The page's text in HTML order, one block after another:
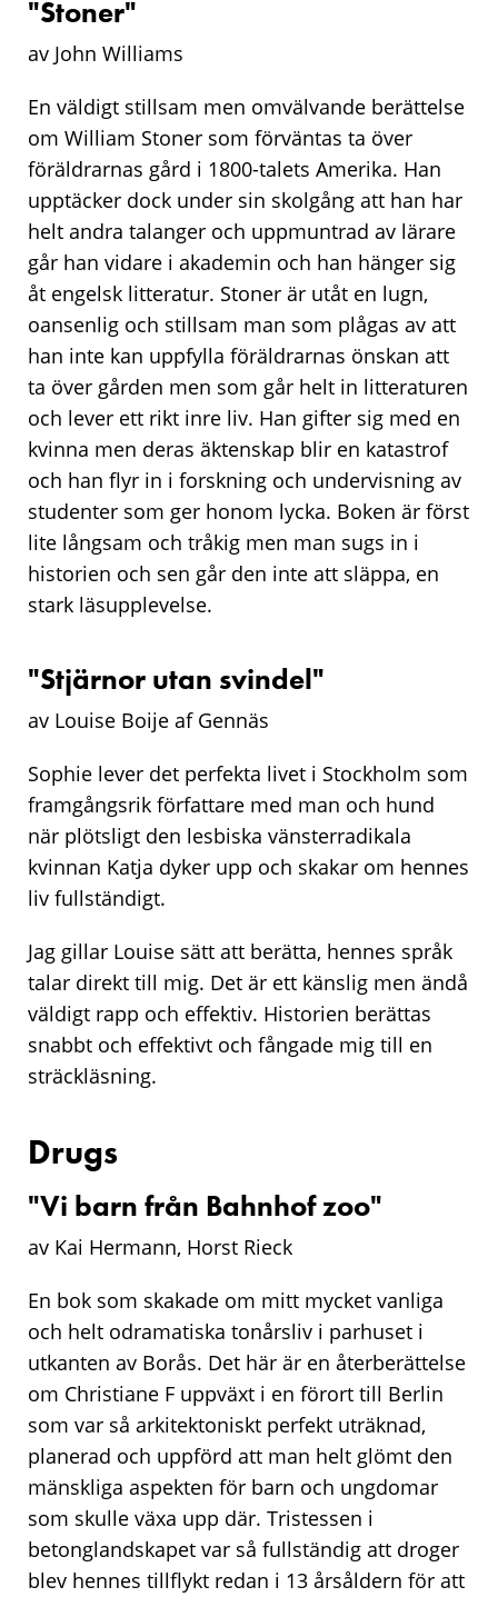
"Stoner"
av John Williams
En väldigt stillsam men omvälvande berättelse
om William Stoner som förväntas ta över
föräldrarnas gård i 1800-talets Amerika. Han
upptäcker dock under sin skolgång att han har
helt andra talanger och uppmuntrad av lärare
går han vidare i akademin och han hänger sig
åt engelsk litteratur. Stoner är utåt en lugn,
oansenlig och stillsam man som plågas av att
han inte kan uppfylla föräldrarnas önskan att
ta över gården men som går helt in litteraturen
och lever ett rikt inre liv. Han gifter sig med en
kvinna men deras äktenskap blir en katastrof
och han flyr in i forskning och undervisning av
studenter som ger honom lycka. Boken är först
lite långsam och tråkig men man sugs in i
historien och sen går den inte att släppa, en
stark läsupplevelse.
"Stjärnor utan svindel"
av Louise Boije af Gennäs
Sophie lever det perfekta livet i Stockholm som
framgångsrik författare med man och hund
när plötsligt den lesbiska vänsterradikala
kvinnan Katja dyker upp och skakar om hennes
liv fullständigt.
Jag gillar Louise sätt att berätta, hennes språk
talar direkt till mig. Det är ett känslig men ändå
väldigt rapp och effektiv. Historien berättas
snabbt och effektivt och fångade mig till en
sträckläsning.
Drugs
"Vi barn från Bahnhof zoo"
av Kai Hermann, Horst Rieck
En bok som skakade om mitt mycket vanliga
och helt odramatiska tonårsliv i parhuset i
utkanten av Borås. Det här är en återberättelse
om Christiane F uppväxt i en förort till Berlin
som var så arkitektoniskt perfekt uträknad,
planerad och uppförd att man helt glömt den
mänskliga aspekten för barn och ungdomar
som skulle växa upp där. Tristessen i
betonglandskapet var så fullständig att droger
blev hennes tillflykt redan i 13 årsåldern för att